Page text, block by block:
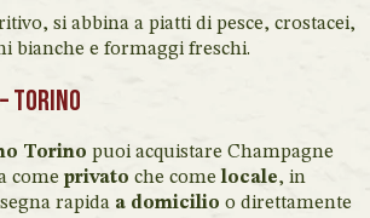
si abbina a piatti di pesce, crostacei,
bianche e formaggi freschi.
Torino
Torino puoi acquistare Champagne
come privato che comelocale, in
rapida a domicilio o direttamente